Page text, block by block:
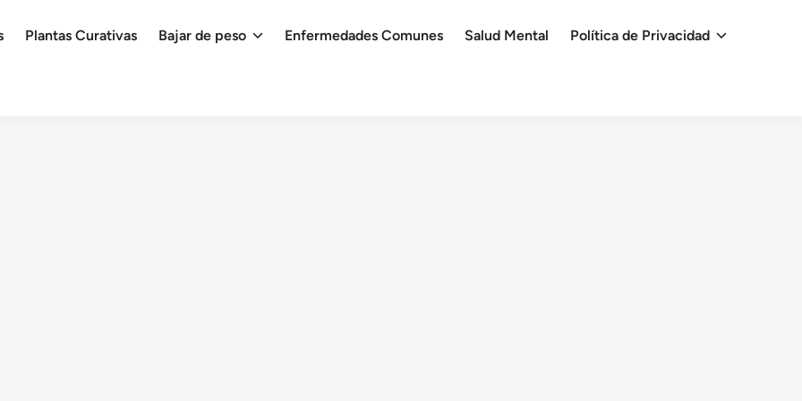
Plantas Curativas Bajar de peso Enfermedades Comunes Salud Mental Política de Privacidad